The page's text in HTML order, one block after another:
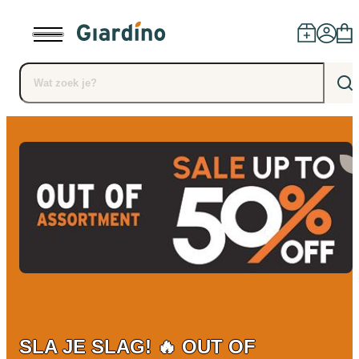
Producten
Dealers
Installatie
SLA JE SLAG! 🔥 OUT OF